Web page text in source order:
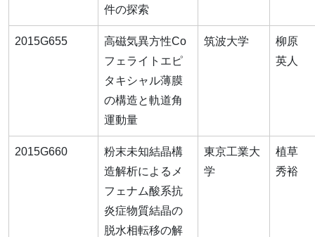
件の探索
2015G655
高磁気異方性Co
フェライトエピ
タキシャル薄膜
の構造と軌道角
運動量
筑波大学
柳原
英人
2015G660
粉末未知結晶構
造解析によるメ
フェナム酸系抗
炎症物質結晶の
脱水相転移の解
東京工業大
学
植草
秀裕